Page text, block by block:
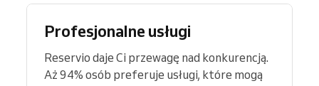
Profesjonalne usługi
Reservio daje Ci przewagę nad konkurencją.
Aż 94% osób preferuje usługi, które mogą